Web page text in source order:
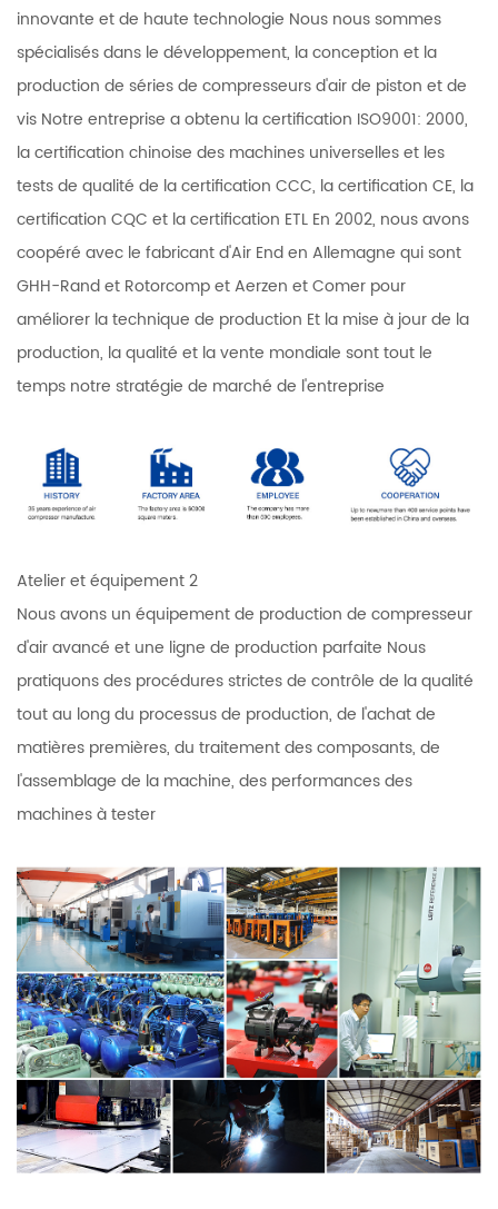
innovante et de haute technologie Nous nous sommes
spécialisés dans le développement, la conception et la
production de séries de compresseurs d'air de piston et de
vis Notre entreprise a obtenu la certification ISO9001: 2000,
la certification chinoise des machines universelles et les
tests de qualité de la certification CCC, la certification CE, la
certification CQC et la certification ETL En 2002, nous avons
coopéré avec le fabricant d'Air End en Allemagne qui sont
GHH-Rand et Rotorcomp et Aerzen et Comer pour
améliorer la technique de production Et la mise à jour de la
production, la qualité et la vente mondiale sont tout le
temps notre stratégie de marché de l'entreprise
Atelier et équipement 2
Nous avons un équipement de production de compresseur
d'air avancé et une ligne de production parfaite Nous
pratiquons des procédures strictes de contrôle de la qualité
tout au long du processus de production, de l'achat de
matières premières, du traitement des composants, de
l'assemblage de la machine, des performances des
machines à tester